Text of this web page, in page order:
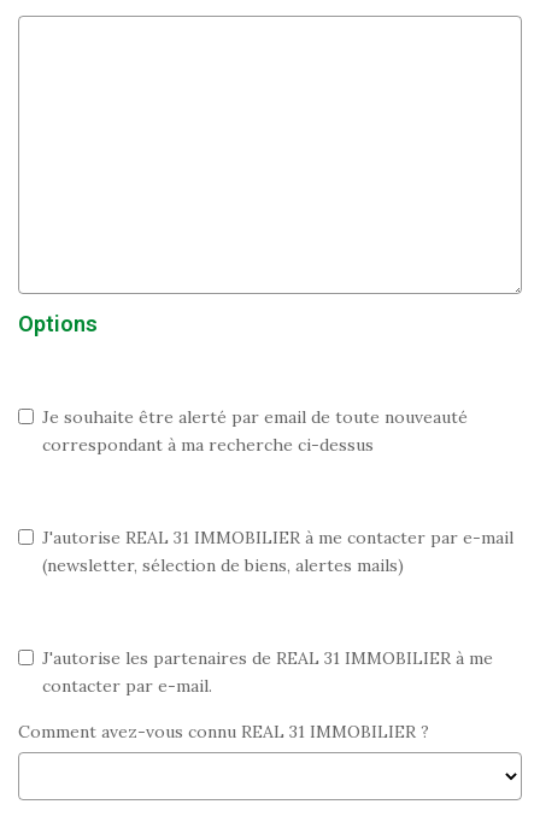
Options
Je souhaite être alerté par email de toute nouveauté
correspondant à ma recherche ci-dessus
J'autorise REAL 31 IMMOBILIER à me contacter par e-mail
(newsletter, sélection de biens, alertes mails)
J'autorise les partenaires de REAL 31 IMMOBILIER à me
contacter par e-mail.
Comment avez-vous connu REAL 31 IMMOBILIER ?